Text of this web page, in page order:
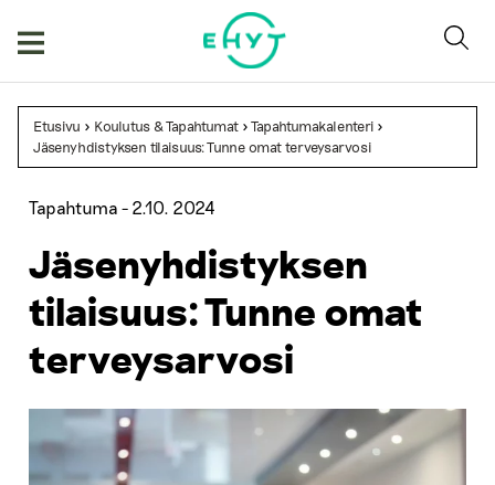
Etusivu > Koulutus & Tapahtumat >Tapahtumakalenteri >
Jäsenyhdistyksen tilaisuus: Tunne omat terveysarvosi
Tapahtuma - 2.10. 2024
Jäsenyhdistyksen
tilaisuus: Tunne omat
terveysarvosi